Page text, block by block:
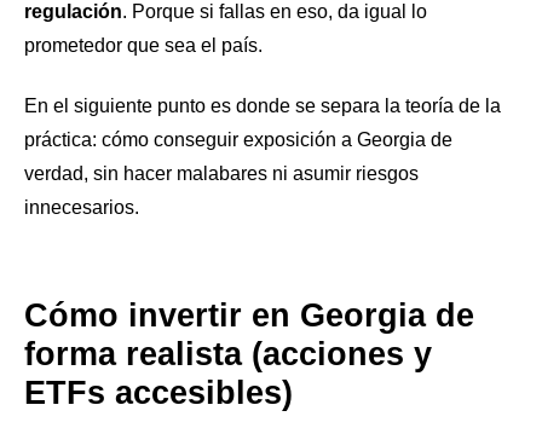
regulación. Porque si fallas en eso, da igual lo
prometedor que sea el país.
En el siguiente punto es donde se separa la teoría de la
práctica: cómo conseguir exposición a Georgia de
verdad, sin hacer malabares ni asumir riesgos
innecesarios.
Cómo invertir en Georgia de
forma realista (acciones y
ETFs accesibles)